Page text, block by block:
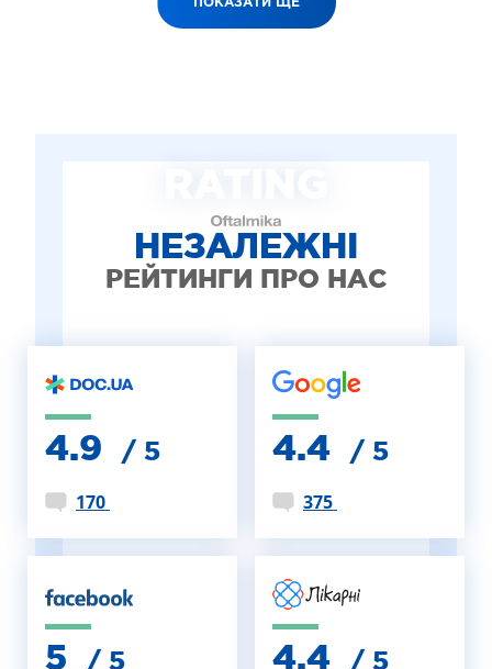
ПОКАЗАТИ ЩЕ
НЕЗАЛЕЖНІ
РЕЙТИНГИ ПРО НАС
4.9 / 5
170
4.4 / 5
375
5 / 5 4.4 / 5